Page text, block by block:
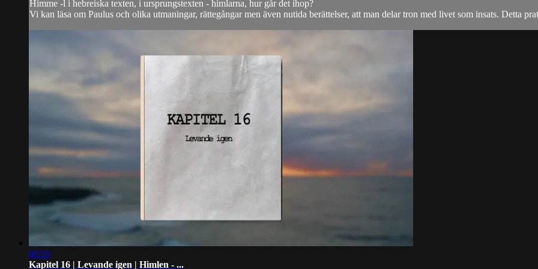
Himme -l i hebreiska texten, i ursprungstexten - himlarna, hur går det ihop?
Vi kan läsa om Paulus och olika utmaningar, rättegångar men även nutida berättelser, att man delar tron med livet som insats. Detta
08:59
Kapitel 16 | Levande igen | Himlen - ...